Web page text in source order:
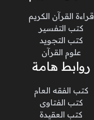
قراءة القرآن الكريم
كتب التفسير
كتب التجويد
علوم القرآن
روابط هامة
كتب الفقه العام
كتب الفتاوى
كتب العقيدة